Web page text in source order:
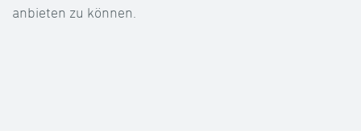
anbieten zu können.